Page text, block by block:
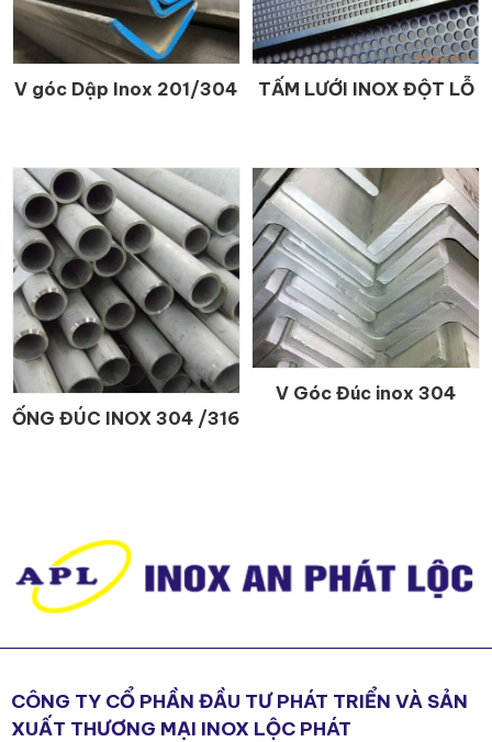
CHI TIẾT
V góc Dập Inox 201/304 CHI TIẾT
TẤM LƯỚI INOX ĐỘT LỖ
CHI TIẾT
ỐNG ĐÚC INOX 304 /316
CHI TIẾT
V Góc Đúc inox 304
CÔNG TY CỔ PHẦN ĐẦU TƯ PHÁT TRIỂN VÀ SẢN
XUẤT THƯƠNG MẠI INOX LỘC PHÁT